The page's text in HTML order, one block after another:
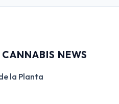
NEWS
la Planta